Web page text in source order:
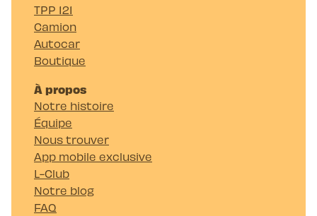
TPP 121
Camion
Autocar
Boutique
À propos
Notre histoire
Équipe
Nous trouver
App mobile exclusive
L-Club
Notre blog
FAQ